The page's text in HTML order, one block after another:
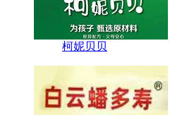
柯妮贝贝